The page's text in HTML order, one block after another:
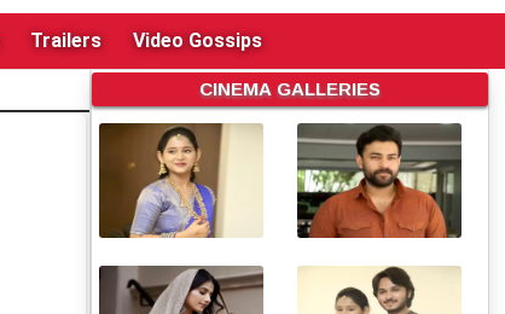
Trailers Video Gossips
CINEMA GALLERIES